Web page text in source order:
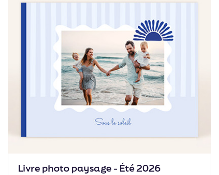
Livre photo paysage - Été 2026